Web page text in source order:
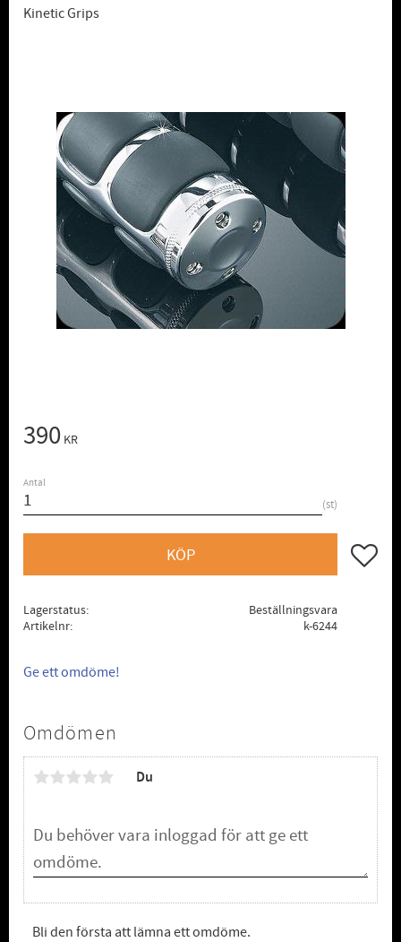
Kinetic Grips
390 KR
Antal
st
KÖP Lägg
Lagerstatus
Beställningsvara
Artikelnr
k-6244
Ge ett omdöme!
Omdömen
Du
Bli den första att lämna ett omdöme.